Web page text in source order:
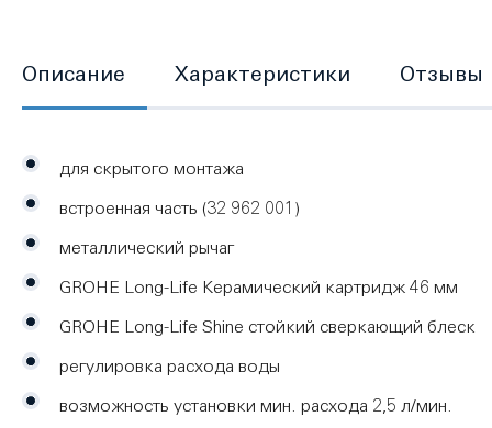
Описание
для скрытого монтажа
встроенная часть (32 962 001)
металлический рычаг
GROHE Long-Life Керамический картридж 46 мм
GROHE Long-Life Shine cтойкий сверкающий блеск
регулировка расхода воды
возможность установки мин. расхода 2,5 л/мин.
Характеристики Отзывы